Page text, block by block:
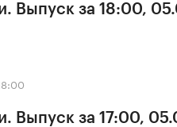
Выпуск за 18:00,
Выпуск за 17:00,